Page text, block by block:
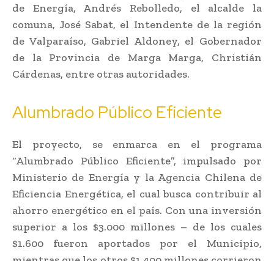
de Energía, Andrés Rebolledo, el alcalde la
comuna, José Sabat, el Intendente de la región
de Valparaíso, Gabriel Aldoney, el Gobernador
de la Provincia de Marga Marga, Christián
Cárdenas, entre otras autoridades.
Alumbrado Público Eficiente
El proyecto, se enmarca en el programa
“Alumbrado Público Eficiente”, impulsado por
Ministerio de Energía y la Agencia Chilena de
Eficiencia Energética, el cual busca contribuir al
ahorro energético en el país. Con una inversión
superior a los $3.000 millones – de los cuales
$1.600 fueron aportados por el Municipio,